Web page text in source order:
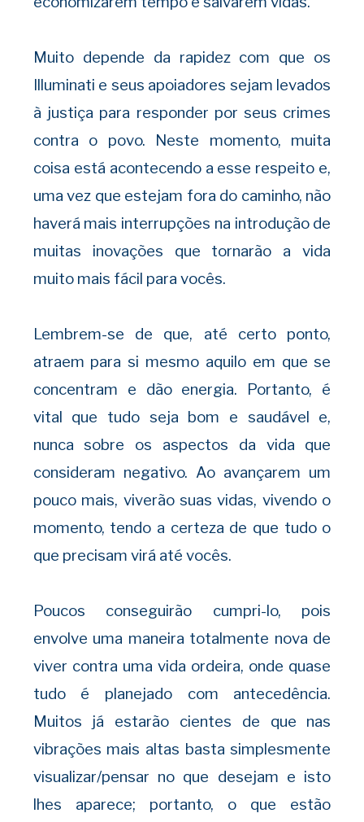
Muito depende da rapidez com que os
Illuminati e seus apoiadores sejam levados
à justiça para responder por seus crimes
contra o povo. Neste momento, muita
coisa está acontecendo a esse respeito e,
uma vez que estejam fora do caminho, não
haverá mais interrupções na introdução de
muitas inovações que tornarão a vida
muito mais fácil para vocês.
Lembrem-se de que, até certo ponto,
atraem para si mesmo aquilo em que se
concentram e dão energia. Portanto, é
vital que tudo seja bom e saudável e,
nunca sobre os aspectos da vida que
consideram negativo. Ao avançarem um
pouco mais, viverão suas vidas, vivendo o
momento, tendo a certeza de que tudo o
que precisam virá até vocês.
Poucos conseguirão cumpri-lo, pois
envolve uma maneira totalmente nova de
viver contra uma vida ordeira, onde quase
tudo é planejado com antecedência.
Muitos já estarão cientes de que nas
vibrações mais altas basta simplesmente
visualizar/pensar no que desejam e isto
lhes aparece; portanto, o que estão